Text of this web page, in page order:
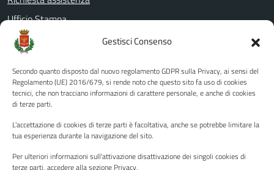
Gestisci Consenso
Secondo quanto disposto dal nuovo regolamento GDPR sulla Privacy, ai sensi del
Regolamento (UE) 2016/679, si rende noto che questo sito fa uso di cookies
tecnici, che non tracciano informazioni di carattere personale, e anche di cookies
di terze parti.
L'accettazione di cookies di terze parti è facoltativa, anche se potrebbe limitare la
tua esperienza durante la navigazione del sito.
Per ulteriori informazioni sull'attivazione disattivazione dei singoli cookies di
terze parti, accedere alla sezione Privacy.
Ufficio Stampa
Amministrazione Trasparente
Albo pretorio
Informativa privacy
Note legali
Piano di miglioramento del sito